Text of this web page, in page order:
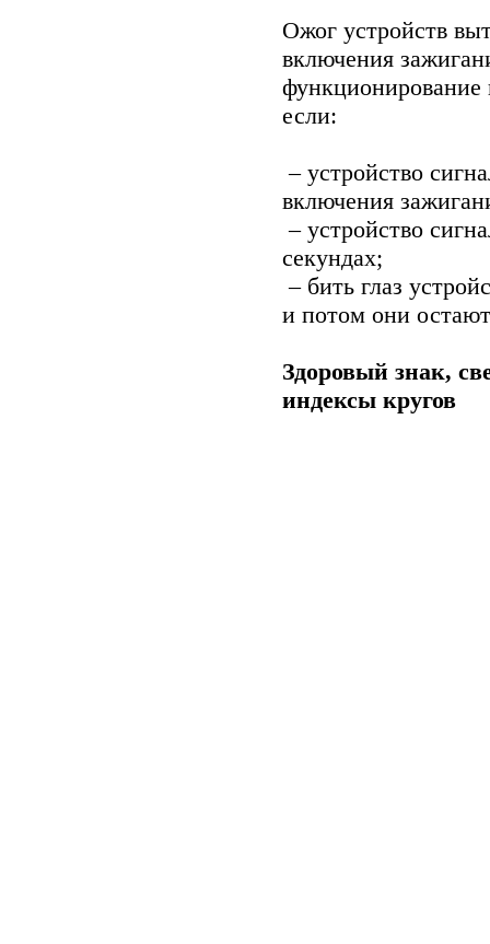
Ожог устройств
включения
если:
– устройство
включения
– устройство
секундах;
– бить глаз
и потом они
Здоровый знак,
индексы кругов